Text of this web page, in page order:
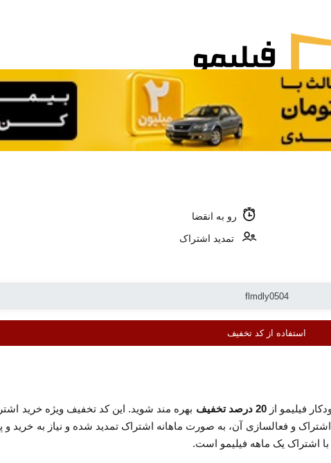
رو به انقضا
تمدید اشتراک
استفاده از کد تخفیف
فیلیمو از20 درصد تخفیف
بهره مند شوید. این کد تخفیف ویژه خرید
اشتراک و فعالسازی آن، به صورت ماهانه اشتراک تمدید شده و نیاز به
با اشتراک یک ماهه فیلیمو است.